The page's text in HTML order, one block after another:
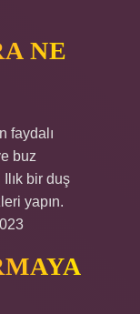
NE
faydalı
buz
bir duş
yapın.